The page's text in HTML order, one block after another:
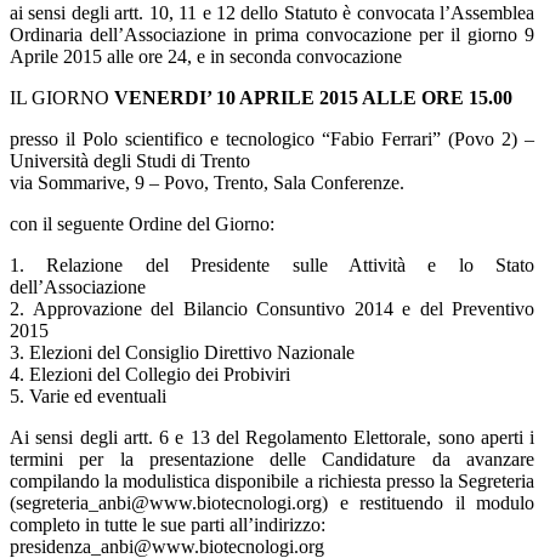
ai sensi degli artt. 10, 11 e 12 dello Statuto è convocata l’Assemblea
Ordinaria dell’Associazione in prima convocazione per il giorno 9
Aprile 2015 alle ore 24, e in seconda convocazione
IL GIORNO VENERDI’ 10 APRILE 2015 ALLE ORE 15.00
presso il Polo scientifico e tecnologico “Fabio Ferrari” (Povo 2) –
Università degli Studi di Trento
via Sommarive, 9 – Povo, Trento, Sala Conferenze.
con il seguente Ordine del Giorno:
1. Relazione del Presidente sulle Attività e lo Stato
dell’Associazione
2. Approvazione del Bilancio Consuntivo 2014 e del Preventivo
2015
3. Elezioni del Consiglio Direttivo Nazionale
4. Elezioni del Collegio dei Probiviri
5. Varie ed eventuali
Ai sensi degli artt. 6 e 13 del Regolamento Elettorale, sono aperti i
termini per la presentazione delle Candidature da avanzare
compilando la modulistica disponibile a richiesta presso la Segreteria
(segreteria_anbi@www.biotecnologi.org) e restituendo il modulo
completo in tutte le sue parti all’indirizzo:
presidenza_anbi@www.biotecnologi.org